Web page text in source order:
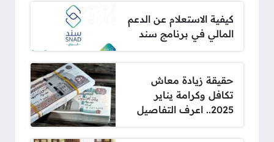
كيفية الاستعلام عن الدعم
المالي في برنامج سند
حقيقة زيادة معاش
تكافل وكرامة يناير
2025.. اعرف التفاصيل